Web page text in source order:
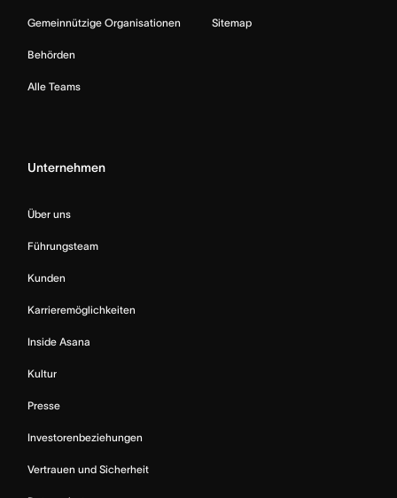
Gemeinnützige Organisationen
Behörden
Alle Teams
Sitemap
Unternehmen
Über uns
Führungsteam
Kunden
Karrieremöglichkeiten
Inside Asana
Kultur
Presse
Investorenbeziehungen
Vertrauen und Sicherheit